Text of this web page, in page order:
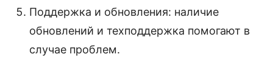
Поддержка и обновления: наличие
обновлений и техподдержка помогают в
случае проблем.